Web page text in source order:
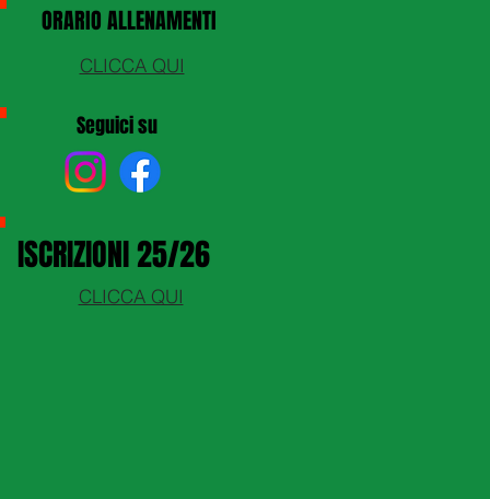
ORARIO ALLENAMENTI
CLICCA QUI
Seguici su
ISCRIZIONI 25/26
CLICCA QUI